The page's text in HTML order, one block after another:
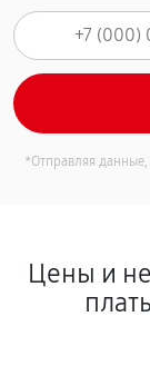
*Отправляя данные,
Цены и